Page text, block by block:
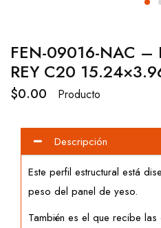
FEN-09016-NAC –
REY C20
$0.00 Producto
Descripción
Este perfil estructural está
peso del panel de yeso.
También es el que recibe